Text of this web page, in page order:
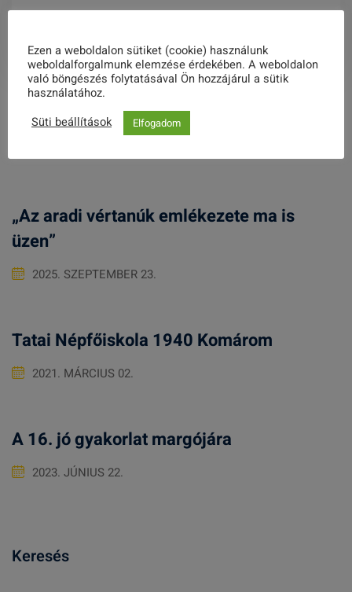
BEFEM
Related Posts
„Az aradi vértanúk emlékezete ma is
üzen”
2025. SZEPTEMBER 23.
Tatai Népfőiskola 1940 Komárom
2021. MÁRCIUS 02.
A 16. jó gyakorlat margójára
2023. JÚNIUS 22.
Keresés
Ezen a weboldalon sütiket (cookie) használunk
weboldalforgalmunk elemzése érdekében. A weboldalon
való böngészés folytatásával Ön hozzájárul a sütik
használatához.
Süti beállítások
Elfogadom